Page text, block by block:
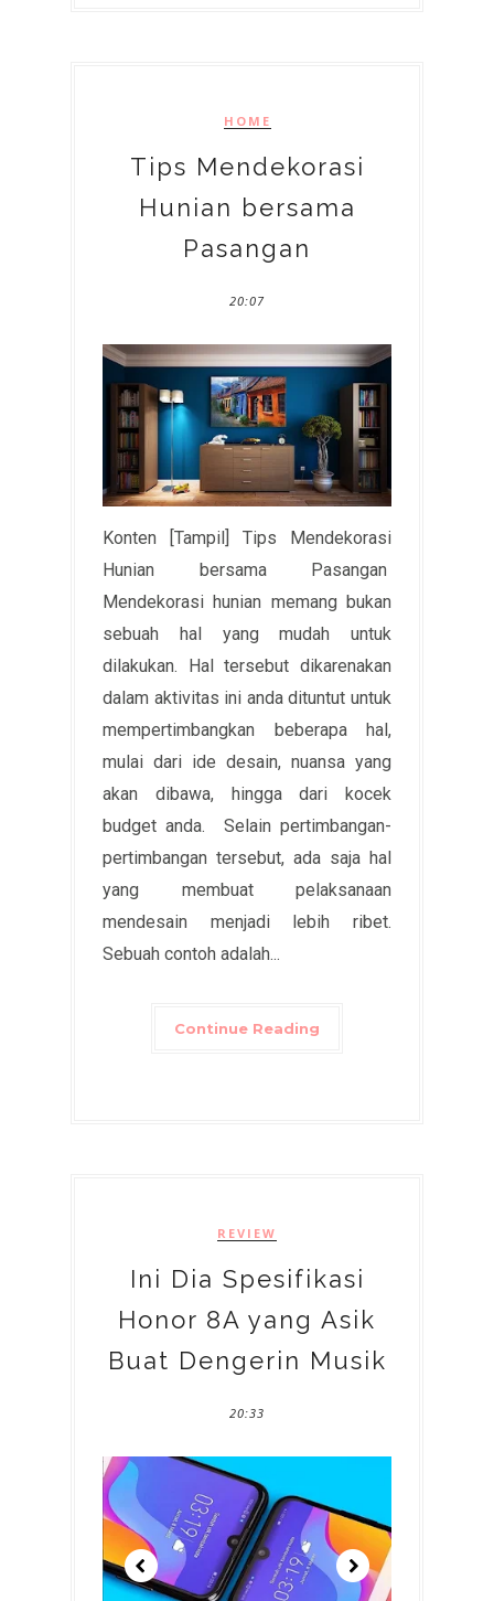
HOME
Tips Mendekorasi
Hunian bersama
Pasangan
20:07
Konten [Tampil] Tips Mendekorasi
Hunian bersama Pasangan
Mendekorasi hunian memang bukan
sebuah hal yang mudah untuk
dilakukan. Hal tersebut dikarenakan
dalam aktivitas ini anda dituntut untuk
mempertimbangkan beberapa hal,
mulai dari ide desain, nuansa yang
akan dibawa, hingga dari kocek
budget anda. Selain pertimbangan-
pertimbangan tersebut, ada saja hal
yang membuat pelaksanaan
mendesain menjadi lebih ribet.
Sebuah contoh adalah...
Continue Reading
REVIEW
Ini Dia Spesifikasi
Honor 8A yang Asik
Buat Dengerin Musik
20:33